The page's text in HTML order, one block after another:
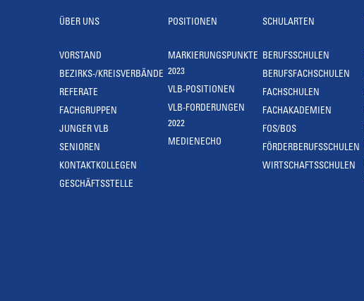
ÜBER UNS
VORSTAND
BEZIRKS-/KREISVERBÄNDE
REFERATE
FACHGRUPPEN
JUNGER VLB
SENIOREN
KONTAKTKOLLEGEN
GESCHÄFTSSTELLE
POSITIONEN
MARKIERUNGSPUNKTE
2023
VLB-POSITIONEN
VLB-FORDERUNGEN
2022
MEDIENECHO
SCHULARTEN
BERUFSSCHULEN
BERUFSFACHSCHULEN
FACHSCHULEN
FACHAKADEMIEN
FOS/BOS
FÖRDERBERUFSSCHULEN
WIRTSCHAFTSSCHULEN